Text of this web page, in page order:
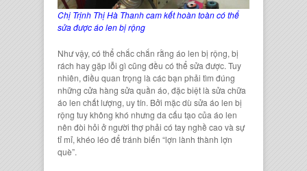
Chị Trịnh Thị Hà Thanh cam kết hoàn toàn có thể
sửa được áo len bị rộng
Như vậy, có thể chắc chắn rằng áo len bị rộng, bị
rách hay gặp lỗi gì cũng đều có thể sửa được. Tuy
nhiên, điều quan trọng là các bạn phải tìm đúng
những cửa hàng sửa quần áo, đặc biệt làsửa chữa
áo len chất lượng, uy tín. Bởi mặc dù sửa áo len bị
rộng tuy không khó nhưng da cấu tạo của áo len
nên đòi hỏi ở người thợ phải có tay nghề cao và sự
tỉ mỉ, khéo léo để tránh biến “lợn lành thành lợn
què”.